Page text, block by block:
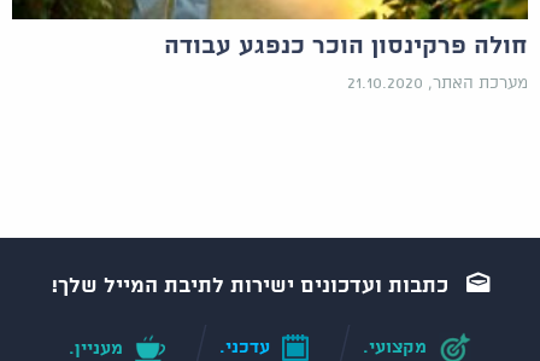
חולה פרקינסון הוכר כנפגע עבודה
מערכת האתר, 21.10.2020
כתבות ועדכונים ישירות לתיבת המייל שלך!
מקצועי. עדכני. מעניין.